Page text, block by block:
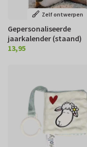
Zelf ontwerpen
Gepersonaliseerde
jaarkalender (staand)
€ 13,95
13,95